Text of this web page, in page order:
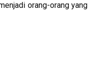
orang-orang yang